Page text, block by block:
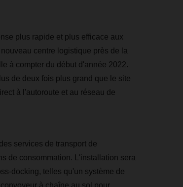
plus rapide et plus efficace aux
centre logistique près de la
à compter du début d'année 2022.
de deux fois plus grand que le site
à l'autoroute et au réseau de
services de transport de
de consommation. L'installation sera
docking, telles qu'un système de
à chaîne au sol pour